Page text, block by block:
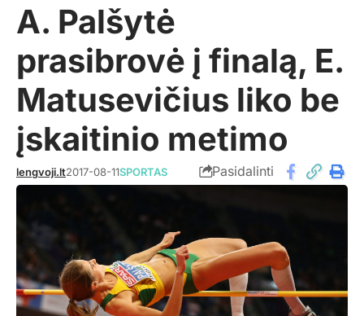
A. Palšytė
prasibrovė į finalą, E.
Matusevičius liko be
įskaitinio metimo
lengvoji.lt2017-08-11SPORTAS Pasidalinti